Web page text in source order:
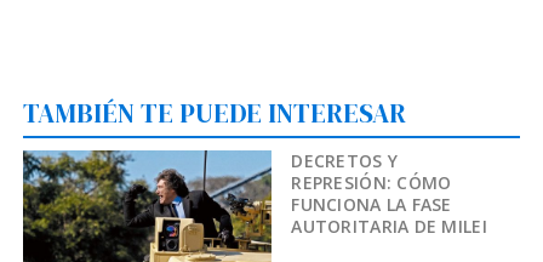
TAMBIÉN TE PUEDE INTERESAR
DECRETOS Y
REPRESIÓN: CÓMO
FUNCIONA LA FASE
AUTORITARIA DE MILEI